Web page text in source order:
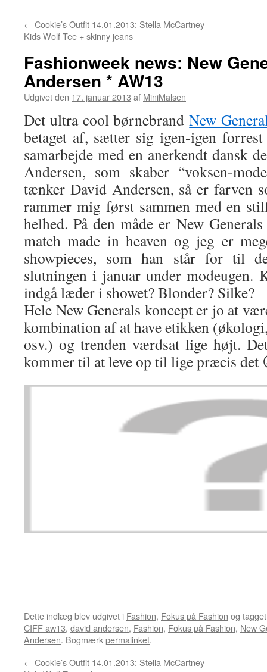
← Cookie’s Outfit 14.01.2013: Stella McCartney
Kids Wolf Tee + skinny jeans
Fashionweek news: New
Andersen * AW13
Udgivet den 17. januar 2013 af MiniMalsen
Det ultra cool børnebrandNew
betaget af, sætter sig igen-igen
samarbejde med en anerkendt dansk
Andersen, som skaber “voksen-
tænker David Andersen, så er farven
rammer mig først sammen med en
helhed. På den måde er New
match made in heaven og jeg er
showpieces, som han står for til
slutningen i januar under modeugen.
indgå læder i showet? Blonder? Silke?
Hele New Generals koncept er jo at
kombination af at have etikken
osv.) og trenden værdsat lige højt.
kommer til at leve op til lige præcis det
Dette indlæg blev udgivet i Fashion, Fokus på Fashion og
CIFF aw13, david andersen, Fashion, Fokus på Fashion, New
Andersen. Bogmærkpermalinket.
← Cookie’s Outfit 14.01.2013: Stella McCartney